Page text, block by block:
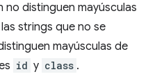
no distinguen mayúsculas
strings que no se
mayúsculas de
id y class .